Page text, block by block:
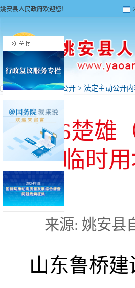
姚安县人民政府欢迎您！
首页>政府信息公开 > 法定主动公开
G56楚雄
段）临时
来源: 姚安县
山东鲁桥